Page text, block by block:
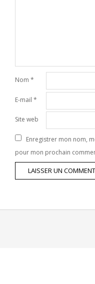
Nom *
E-mail *
Site web
Enregistrer mon nom,
pour mon prochain